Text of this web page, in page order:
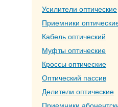
Усилители оптические
Приемники
Кабель оптический
Муфты оптические
Кроссы оптические
Оптический пассив
Делители оптические